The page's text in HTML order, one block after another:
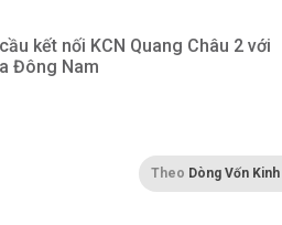
kết nối KCN Quang Châu 2 với
Đông Nam
Theo Dòng Vốn